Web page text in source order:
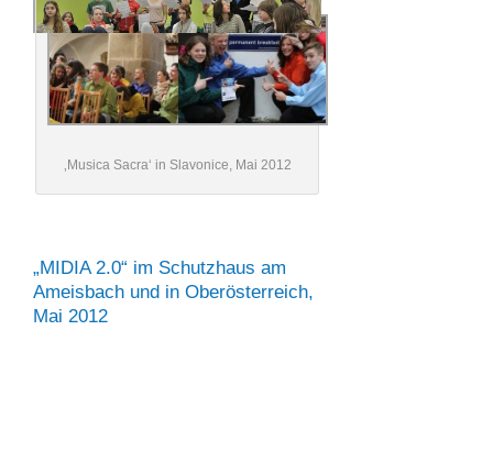
‚Musica Sacra‘ in Slavonice, Mai 2012
„MIDIA 2.0“ im Schutzhaus am
Ameisbach und in Oberösterreich,
Mai 2012